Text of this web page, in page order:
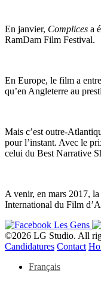
En janvier, Complices a
RamDam Film Festival.
En Europe, le film a
qu’en Angleterre au
Mais c’est outre-
pour l’instant. Avec le
celui du Best Narrative
A venir, en mars 2017,
International du Film
©2026 LG Studio. All
Candidatures Contact
Français